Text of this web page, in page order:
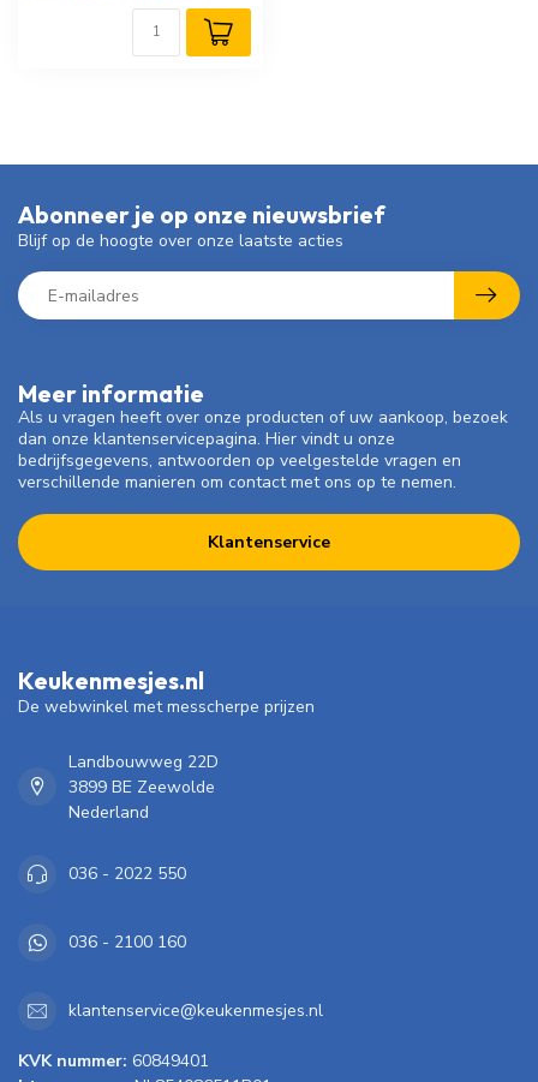
Meer informatie
Als u vragen heeft over onze producten of uw aankoop, bezoek
dan onze klantenservicepagina. Hier vindt u onze
bedrijfsgegevens, antwoorden op veelgestelde vragen en
verschillende manieren om contact met ons op te nemen.
Klantenservice
Abonneer je op onze nieuwsbrief
Blijf op de hoogte over onze laatste acties
Keukenmesjes.nl
De webwinkel met messcherpe prijzen
Landbouwweg 22D
3899 BE Zeewolde
Nederland
036 - 2022 550
036 - 2100 160
klantenservice@keukenmesjes.nl
KVK nummer: 60849401